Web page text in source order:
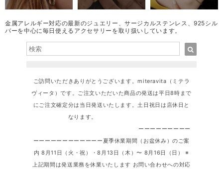
金属アレルギー対応の最新のジュエリー、サージカルステンレス、925シル
バーを中心に毎日使えるアクセサリーを取り扱いしています。
ご訪問いただきありがとうございます。miteravita（ミテラ
ヴィータ）です。ご注文いただいた商品の発送は平日8時まで
にご注文確定分は当日発送いたします。土日祝日は店休日と
なります。
ーーーーーーーーー
ーーーーーーーーーーーー夏季休業期間（お盆休み）のご案
内 8月11日（火・祝）・8月13日（木）〜 8月16日（日） ※
上記期間は発送業務を休業いたします お問い合わせへの対応